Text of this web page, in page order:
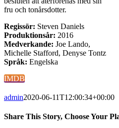
fru och tonårsdotter.
Regissör: Steven Daniels
Produktionsår: 2016
Medverkande: Joe Lando,
Michelle Stafford, Denyse Tontz
Språk: Engelska
IMDB
admin2020-06-11T12:00:34+00:00
Share This Story, Choose Your